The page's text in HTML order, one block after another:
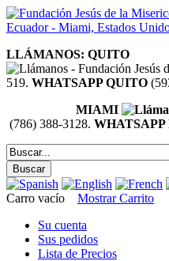
LLÁMANOS: QUITO
519. WHATSAPP QUITO
MIAMI
(786) 388-3128.
Carro vacío
Mostrar Carrito
Su cuenta
Sus pedidos
Lista de Precios